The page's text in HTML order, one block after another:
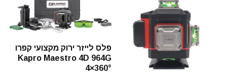
פלס לייזר ירוק מקצועי קפרו
Kapro Maestro 4D 964G
4×360°